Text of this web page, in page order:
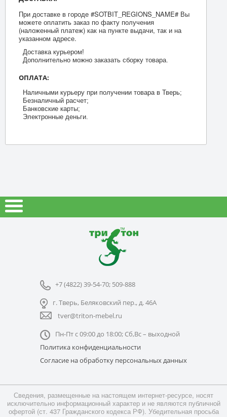
При доставке в городе #SOTBIT_REGIONS_NAME# Вы
можете оплатить заказ по факту получения
(наложенный платеж) как на пункте выдачи, так и на
указанном адресе.
Доставка курьером!
Дополнительно можно заказать сборку товара.
ОПЛАТА:
Наличными курьеру при получении товара в Тверь;
Безналичный расчет;
Банковские карты;
Электронные деньги.
+7 (4822) 39-54-70; 509-888
г. Тверь, Беляковский пер., д. 46А
tver@triton-mebel.ru
Пн-Пт с 09:00 до 18:00; Сб,Вс – выходной
Политика конфиденциальности
Согласие на обработку персональных данных
Сведения, размещенные на настоящем интернет-ресурсе, носят
исключительно информационный характер и не являются публичной
офертой (ст. 437 Гражданского кодекса РФ). Убедительная просьба